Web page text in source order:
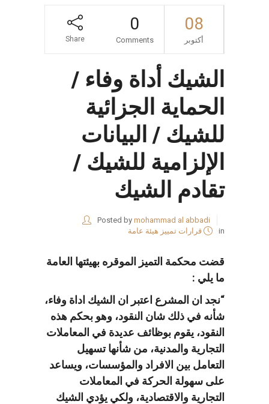
08
أكتوبر
0
Comments
Share
الشيك أداة وفاء /
الحماية الجزائية
للشيك / البيانات
الإلزامية للشيك /
تقادم الشيك
Posted by mohammad al abbadi
in
قرارات تمييز هيئة عامة
قضت محكمة التميز الموقره بهيئتها العامة
ما يلي :
“نجد ان المشرع اعتبر ان الشيك اداة وفاء،
شأنه في ذلك شان النقود، وهو بحكم هذه
النقود، يقوم بوظائف عديدة في المعاملات
التجارية والمدنية، من شأنها تسهيل
التعامل بين الافراد والمؤسسات، ويساعد
على سهولة الحركة في المعاملات
التجارية والاقتصادية، ولكي يؤدي الشيك